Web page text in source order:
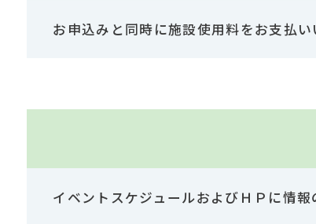
お申込みと同時に施設使用料をお支払い
イベントスケジュールおよびＨＰに情報